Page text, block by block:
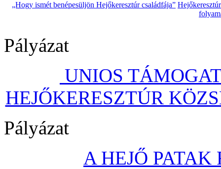
„Hogy ismét benépesüljön Hejőkeresztúr családfája”
Pályázat
UNIOS
HEJŐKERESZTÚR
Pályázat
A HEJŐ